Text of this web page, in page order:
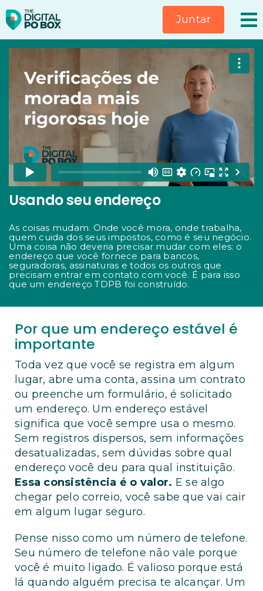
Ir
para
conteúdo
Juntar
Usando seu endereço
As coisas mudam. Onde você mora, onde trabalha,
quem cuida dos seus impostos, como é seu negócio.
Uma coisa não deveria precisar mudar com eles: o
endereço que você fornece para bancos,
seguradoras, assinaturas e todos os outros que
precisam entrar em contato com você. É para isso
que um endereço TDPB foi construído.
Por que um endereço estável é
importante
Toda vez que você se registra em algum
lugar, abre uma conta, assina um contrato
ou preenche um formulário, é solicitado
um endereço. Um endereço estável
significa que você sempre usa o mesmo.
Sem registros dispersos, sem informações
desatualizadas, sem dúvidas sobre qual
endereço você deu para qual instituição.
Essa consistência é o valor. E se algo
chegar pelo correio, você sabe que vai cair
em algum lugar seguro.
Pense nisso como um número de telefone.
Seu número de telefone não vale porque
você é muito ligado. É valioso porque está
lá quando alguém precisa te alcançar. Um